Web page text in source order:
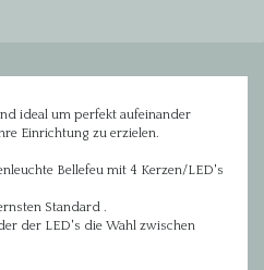
ideal um perfekt aufeinander
Einrichtung zu erzielen.
Bellefeu mit 4 Kerzen/LED's
Standard .
der LED's die Wahl zwischen